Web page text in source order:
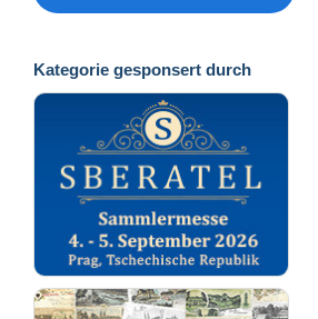
Kategorie gesponsert durch